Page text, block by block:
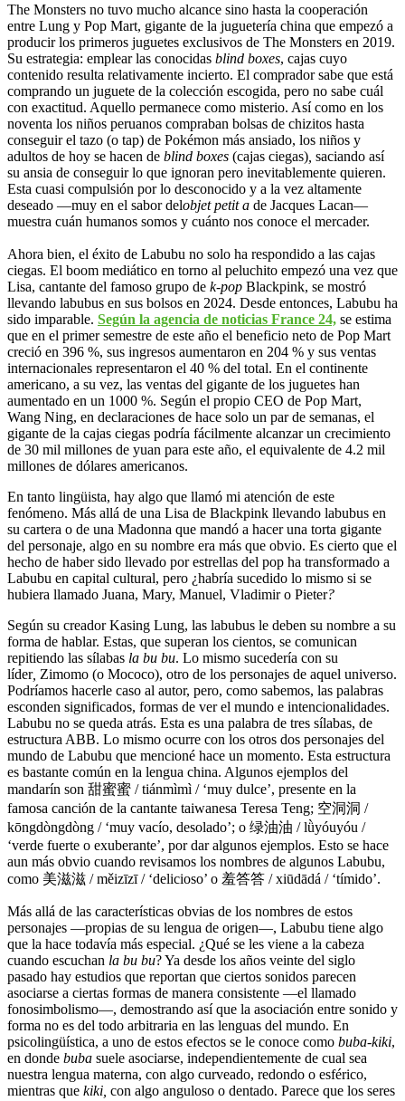
The Monsters no tuvo mucho alcance sino hasta la cooperación
entre Lung y Pop Mart, gigante de la juguetería china que empezó a
producir los primeros juguetes exclusivos de The Monsters en 2019.
Su estrategia: emplear las conocidas blind boxes, cajas cuyo
contenido resulta relativamente incierto. El comprador sabe que está
comprando un juguete de la colección escogida, pero no sabe cuál
con exactitud. Aquello permanece como misterio. Así como en los
noventa los niños peruanos compraban bolsas de chizitos hasta
conseguir el tazo (o tap) de Pokémon más ansiado, los niños y
adultos de hoy se hacen de blind boxes (cajas ciegas) saciando así
su ansia de conseguir lo que ignoran pero inevitablemente quieren.
Esta cuasi compulsión por lo desconocido y a la vez altamente
deseado —muy en el sabor delobjet petit a de Jacques Lacan—
muestra cuán humanos somos y cuánto nos conoce el mercader.
Ahora bien, el éxito de Labubu no solo ha respondido a las cajas
ciegas. El boom mediático en torno al peluchito empezó una vez que
Lisa, cantante del famoso grupo de k-pop Blackpink, se mostró
llevando labubus en sus bolsos en 2024. Desde entonces, Labubu ha
sido imparable. Según la agencia de noticias France 24, se estima
que en el primer semestre de este año el beneficio neto de Pop Mart
creció en 396 %, sus ingresos aumentaron en 204 % y sus ventas
internacionales representaron el 40 % del total. En el continente
americano, a su vez, las ventas del gigante de los juguetes han
aumentado en un 1000 %. Según el propio CEO de Pop Mart,
Wang Ning, en declaraciones de hace solo un par de semanas, el
gigante de la cajas ciegas podría fácilmente alcanzar un crecimiento
de 30 mil millones de yuan para este año, el equivalente de 4.2 mil
millones de dólares americanos.
En tanto lingüista, hay algo que llamó mi atención de este
fenómeno. Más allá de una Lisa de Blackpink llevando labubus en
su cartera o de una Madonna que mandó a hacer una torta gigante
del personaje, algo en su nombre era más que obvio. Es cierto que el
hecho de haber sido llevado por estrellas del pop ha transformado a
Labubu en capital cultural, pero ¿habría sucedido lo mismo si se
hubiera llamado Juana, Mary, Manuel, Vladimir o Pieter?
Según su creador Kasing Lung, las labubus le deben su nombre a su
forma de hablar. Estas, que superan los cientos, se comunican
repitiendo las sílabas la bu bu. Lo mismo sucedería con su
líder, Zimomo (o Mococo), otro de los personajes de aquel universo.
Podríamos hacerle caso al autor, pero, como sabemos, las palabras
esconden significados, formas de ver el mundo e intencionalidades.
Labubu no se queda atrás. Esta es una palabra de tres sílabas, de
estructura ABB. Lo mismo ocurre con los otros dos personajes del
mundo de Labubu que mencioné hace un momento. Esta estructura
es bastante común en la lengua china. Algunos ejemplos del
mandarín son 甜蜜蜜 / tiánmìmì / ‘muy dulce’, presente en la
famosa canción de la cantante taiwanesa Teresa Teng; 空洞洞 /
kōngdòngdòng / ‘muy vacío, desolado’; o 绿油油 / lǜyóuyóu /
‘verde fuerte o exuberante’, por dar algunos ejemplos. Esto se hace
aun más obvio cuando revisamos los nombres de algunos Labubu,
como 美滋滋 / měizīzī / ‘delicioso’ o 羞答答 / xiūdādá / ‘tímido’.
Más allá de las características obvias de los nombres de estos
personajes —propias de su lengua de origen—, Labubu tiene algo
que la hace todavía más especial. ¿Qué se les viene a la cabeza
cuando escuchan la bu bu? Ya desde los años veinte del siglo
pasado hay estudios que reportan que ciertos sonidos parecen
asociarse a ciertas formas de manera consistente —el llamado
fonosimbolismo—, demostrando así que la asociación entre sonido y
forma no es del todo arbitraria en las lenguas del mundo. En
psicolingüística, a uno de estos efectos se le conoce como buba-kiki,
en donde buba suele asociarse, independientemente de cual sea
nuestra lengua materna, con algo curveado, redondo o esférico,
mientras que kiki, con algo anguloso o dentado. Parece que los seres